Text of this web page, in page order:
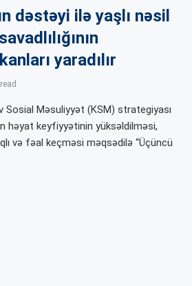
dəstəyi ilə yaşlı nəsil
yaradılır
Sosial Məsuliyyət (KSM) strategiyası
həyat keyfiyyətinin yüksəldilməsi,
və fəal keçməsi məqsədilə “Üçüncü